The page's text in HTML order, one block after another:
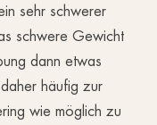
sehr schwerer
schwere Gewicht
dann etwas
häufig zur
wie möglich zu